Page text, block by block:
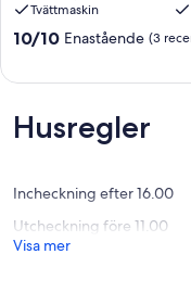
gråter,
gratis
Tvättmaskin
10.0
(3 recensioner)
10/10 Enastående (3
Husregler
Incheckning efter 16.00
Utcheckning före 11.00
Visa mer